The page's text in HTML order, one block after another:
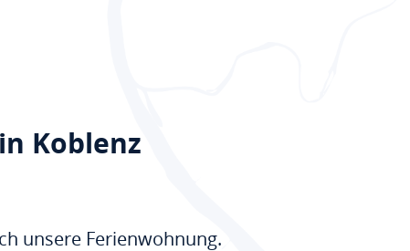
Koblenz
unsere Ferienwohnung.